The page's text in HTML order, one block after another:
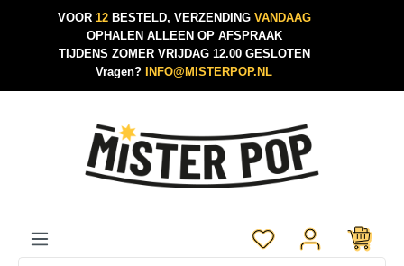
Ga naar de hoofdinhoud
VOOR 12 BESTELD, VERZENDING VANDAAG
OPHALEN ALLEEN OP AFSPRAAK
TIJDENS ZOMER VRIJDAG 12.00 GESLOTEN
Vragen?
INFO@MISTERPOP.NL
Je hebt 0 items op